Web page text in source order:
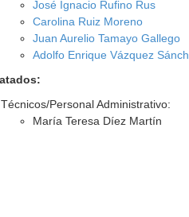
José Ignacio Rufino Rus
Carolina Ruiz Moreno
Juan Aurelio Tamayo Gallego
Adolfo Enrique Vázquez
Técnicos/Personal Administrativo:
María Teresa Díez Martín